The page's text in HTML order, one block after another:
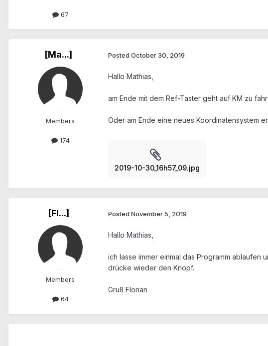
67
[Ma...]
Members
174
Posted October 30, 2019
Hallo Mathias,
am Ende mit dem Ref-Taster geht auf KM zu
Oder am Ende eine neues Koordinatensystem
2019-10-30_16h57_09.jpg
[Fl...]
Members
64
Posted November 5, 2019
Hallo Mathias,
ich lasse immer einmal das Programm
drücke wieder den Knopf.
Gruß Florian